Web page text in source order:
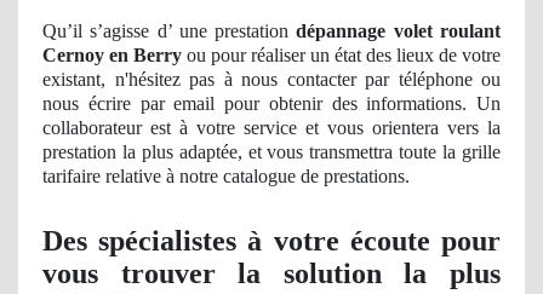
Qu’il s’agisse d’ une prestationdépannage volet roulant
Cernoy en Berry ou pour réaliserun état des lieux de votre
existant, n'hésitez pas à nous contacterpar téléphone ou
nous écrire par email pour obtenir des informations. Un
collaborateur est à votre service et vous orientera vers la
prestation la plus adaptée, et vous transmettra toute la grille
tarifaire relative à notre catalogue de prestations.
Des spécialistes à votre écoute pour
vous trouver la solution la plus